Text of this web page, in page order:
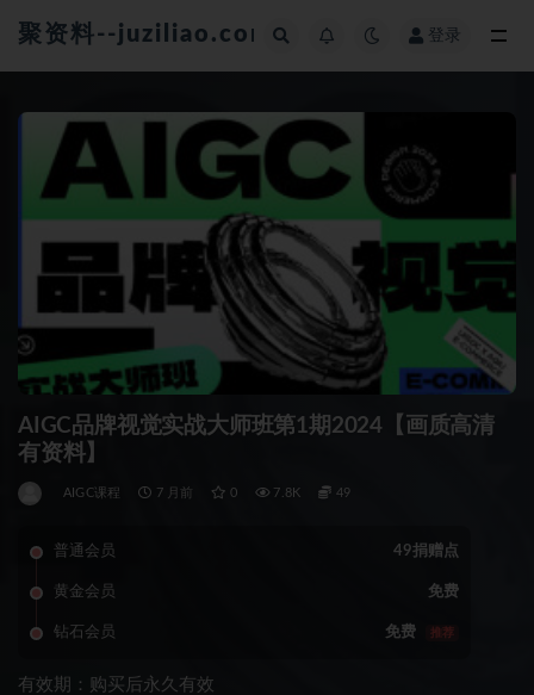
聚资料--juziliao.com--全网资料整合平台
登录
AIGC品牌视觉实战大师班第1期2024【画质高清
有资料】
AIGC课程 7 月前 0 7.8K 49
普通会员 49捐赠点
黄金会员 免费
钻石会员 免费 推荐
有效期：购买后永久有效